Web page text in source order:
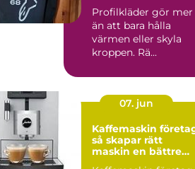
Profilkläder gör mer
än att bara hålla
värmen eller skyla
kroppen. Rä...
07. jun
Kaffemaskin
så skapar rätt
maskin en bättre